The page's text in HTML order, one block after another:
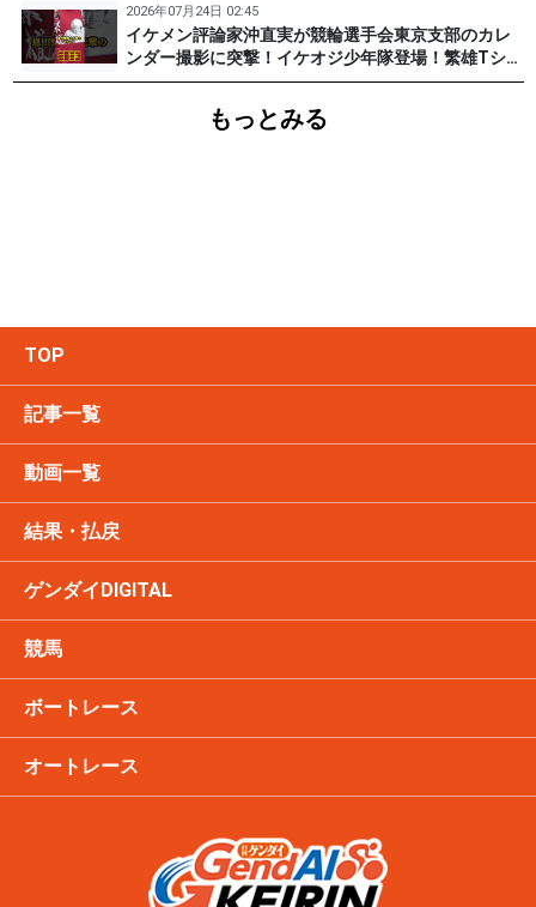
2026年07月24日 02:45
イケメン評論家沖直実が競輪選手会東京支部のカレ
ンダー撮影に突撃！イケオジ少年隊登場！繁雄Tシャ
ツへの思いとは？ #PR #松戸けいりん #川口満広 #
浦山一栄 #市川健太
もっとみる
TOP
記事一覧
動画一覧
結果・払戻
ゲンダイDIGITAL
競馬
ボートレース
オートレース